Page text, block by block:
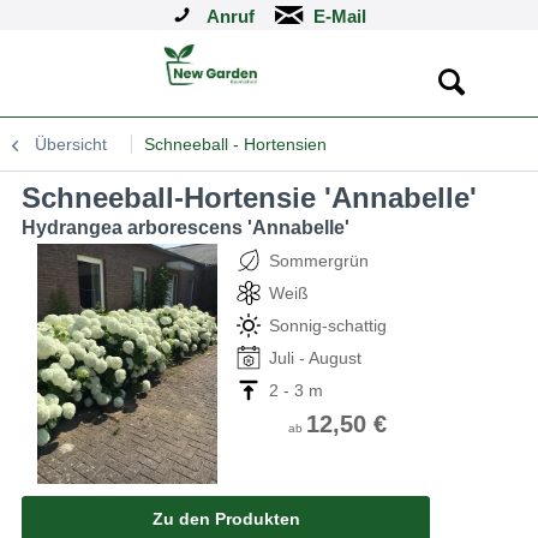
Anruf
Übersicht Schneeball - Hortensien
Schneeball-Hortensie 'Annabelle'
Hydrangea arborescens 'Annabelle'
Sommergrün
Weiß
Sonnig-schattig
Juli - August
2 - 3 m
ab 12,50 €
Zu den Produkten